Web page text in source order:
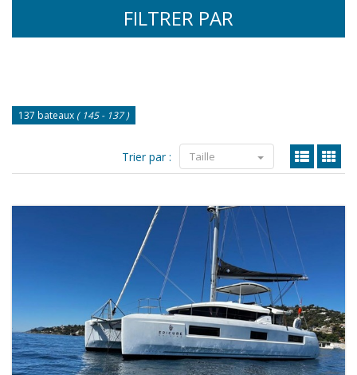
FILTRER PAR
137 bateaux ( 145 - 137 )
Trier par : Taille